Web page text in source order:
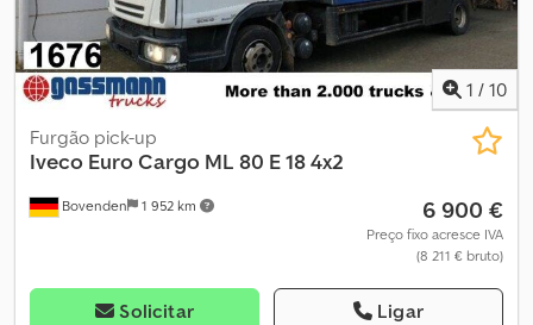
1 / 10
Bovenden 1 952 km
Furgão pick-up
Iveco Euro Cargo ML 80 E 18 4x2
6 900 €
Preço fixo acresce IVA
(8 211 € bruto)
Solicitar Ligar